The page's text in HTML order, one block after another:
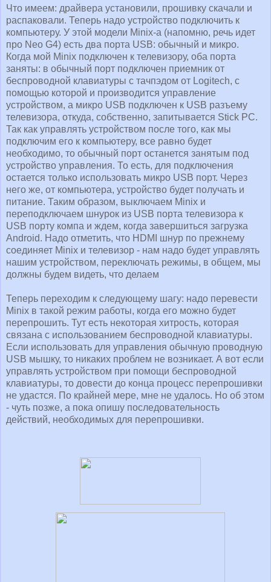
Что имеем: драйвера установили, прошивку скачали и
распаковали. Теперь надо устройство подключить к
компьютеру. У этой модели Minix-а (напомню, речь идет
про Neo G4) есть два порта USB: обычный и микро.
Когда мой Minix подключен к телевизору, оба порта
заняты: в обычный порт подключен приемник от
беспроводной клавиатуры с тачпэдом от Logitech, с
помощью которой и производится управление
устройством, а микро USB подключен к USB разъему
телевизора, откуда, собственно, запитывается Stick PC.
Так как управлять устройством после того, как мы
подключим его к компьютеру, все равно будет
необходимо, то обычный порт останется занятым под
устройство управления. То есть, для подключения
остается только использовать микро USB порт. Через
него же, от компьютера, устройство будет получать и
питание. Таким образом, выключаем Minix и
переподключаем шнурок из USB порта телевизора к
USB порту компа и ждем, когда завершиться загрузка
Android. Надо отметить, что HDMI шнур по прежнему
соединяет Minix и телевизор - нам надо будет управлять
нашим устройством, переключать режимы, в общем, мы
должны будем видеть, что делаем
Теперь переходим к следующему шагу: надо перевести
Minix в такой режим работы, когда его можно будет
перепрошить. Тут есть некоторая хитрость, которая
связана с использованием беспроводной клавиатуры.
Если использовать для управления обычную проводную
USB мышку, то никаких проблем не возникает. А вот если
управлять устройством при помощи беспроводной
клавиатуры, то довести до конца процесс перепрошивки
не удастся. По крайней мере, мне не удалось. Но об этом
- чуть позже, а пока опишу последовательность
действий, необходимых для перепрошивки.